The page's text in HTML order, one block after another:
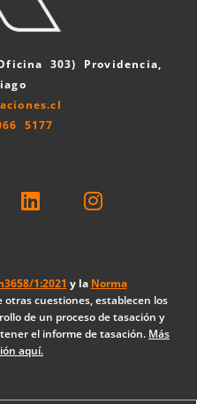
303) Providencia,
5177
i
d
i
n
n
g
r
a
1:2021 y la Norma
otras cuestiones, establecen los
de un proceso de tasación y
el informe de tasación. Más
aquí.